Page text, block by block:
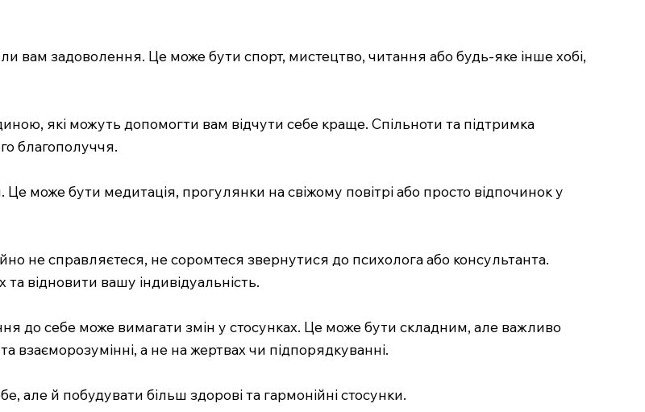
вам задоволення. Це може бути спорт, мистецтво, читання або будь-яке інше хобі,
які можуть допомогти вам відчути себе краще. Спільноти та підтримка
благополуччя.
може бути медитація, прогулянки на свіжому повітрі або просто відпочинок у
не справляєтеся, не соромтеся звернутися до психолога або консультанта.
відновити вашу індивідуальність.
до себе може вимагати змін у стосунках. Це може бути складним, але важливо
взаєморозумінні, а не на жертвах чи підпорядкуванні.
але й побудувати більш здорові та гармонійні стосунки.